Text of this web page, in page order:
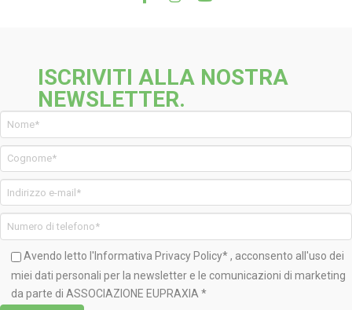
ISCRIVITI ALLA NOSTRA
NEWSLETTER.
Avendo letto l'Informativa Privacy Policy*, acconsento all'uso dei
miei dati personali per la newsletter e le comunicazioni di marketing
da parte di ASSOCIAZIONE EUPRAXIA *